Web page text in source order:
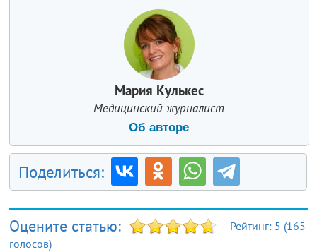
Мария Кулькес
Медицинский журналист
Об авторе
Поделиться:
Оцените статью: Рейтинг: 5 (165
голосов)